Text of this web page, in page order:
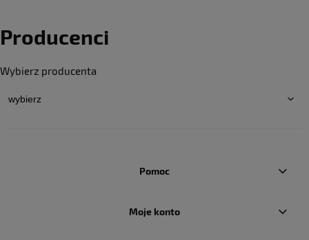
Producenci
Wybierz producenta
Pomoc
Moje konto